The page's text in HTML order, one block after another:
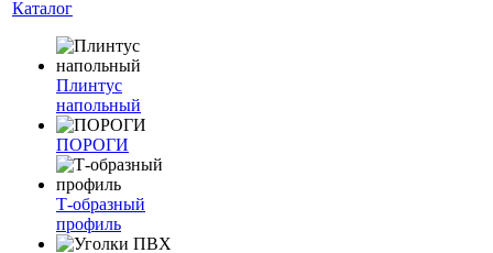
Каталог
Плинтус
напольный
ПОРОГИ
Т-образный
профиль